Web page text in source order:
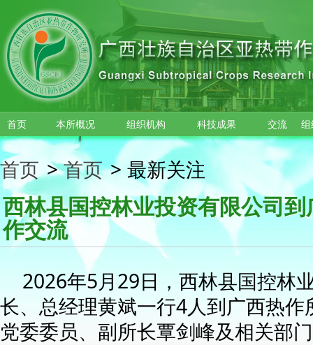
跳转到主要内容
首页 本所概况 组织机构 科技成果 交流
首页 > 首页 > 最新关注
西林县国控林业投资有限公司
作交流
2026年5月29日，西林县国控林
长、总经理黄斌一行4人到广西热
党委委员、副所长覃剑峰及相关部